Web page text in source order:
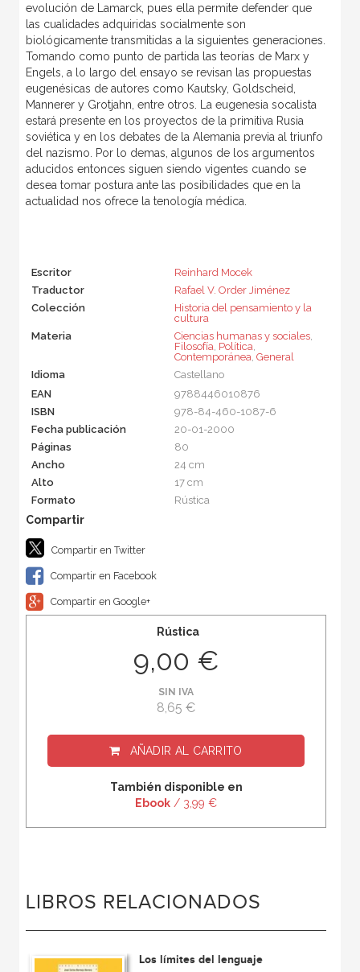
evolución de Lamarck, pues ella permite defender que
las cualidades adquiridas socialmente son
biológicamente transmitidas a la siguientes generaciones.
Tomando como punto de partida las teorías de Marx y
Engels, a lo largo del ensayo se revisan las propuestas
eugenésicas de autores como Kautsky, Goldscheid,
Mannerer y Grotjahn, entre otros. La eugenesia socalista
estará presente en los proyectos de la primitiva Rusia
soviética y en los debates de la Alemania previa al triunfo
del nazismo. Por lo demas, algunos de los argumentos
aducidos entonces siguen siendo vigentes cuando se
desea tomar postura ante las posibilidades que en la
actualidad nos ofrece la tenología médica.
Escritor
Reinhard Mocek
Traductor
Rafael V. Order Jiménez
Colección
Historia del pensamiento y la
cultura
Materia
Ciencias humanas y sociales,
Filosofía, Política,
Contemporánea, General
Idioma
Castellano
EAN
9788446010876
ISBN
978-84-460-1087-6
Fecha publicación
20-01-2000
Páginas
80
Ancho
24 cm
Alto
17 cm
Formato
Rústica
Compartir en Twitter
Compartir en Facebook
Compartir en Google+
Rústica
9,00 €
SIN IVA
8,65 €
AÑADIR AL CARRITO
También disponible en
Ebook / 3,99 €
LIBROS RELACIONADOS
Los límites del lenguaje